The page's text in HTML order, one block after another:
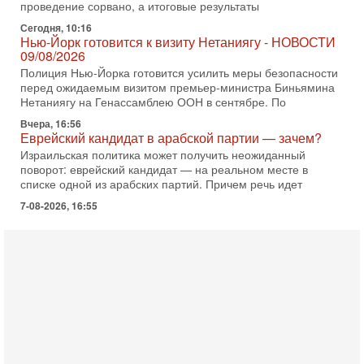
Нью-Йорк готовится к визиту Нетаниягу - НОВОСТИ
09/08/2026
Полиция Нью-Йорка готовится усилить меры безопасности
перед ожидаемым визитом премьер-министра Биньямина
Нетаниягу на Генассамблею ООН в сентябре. По
Вчера, 16:56
Еврейский кандидат в арабской партии — зачем?
Израильская политика может получить неожиданный
поворот: еврейский кандидат — на реальном месте в
списке одной из арабских партий. Причем речь идет
7-08-2026, 16:55
Арабо-еврейская партия изменит всё? Если
появится...
Может ли в Израиле появиться полноценный арабо-